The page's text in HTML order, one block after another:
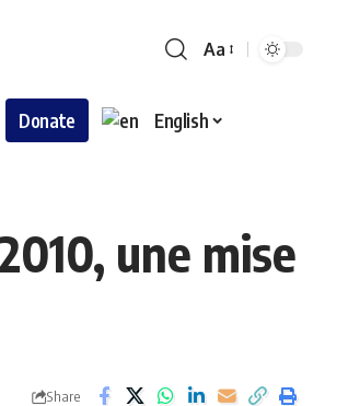
Aa
Donate English
une mise
Share